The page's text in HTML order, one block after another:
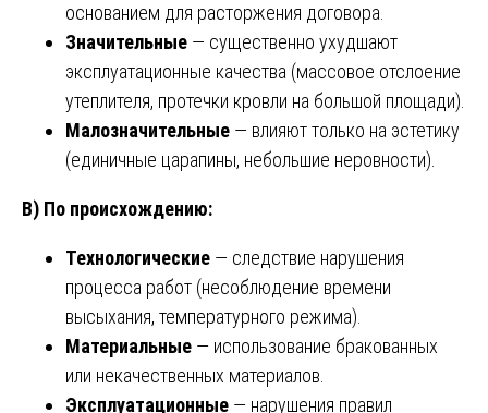
основанием для расторжения договора.
Значительные — существенно ухудшают
эксплуатационные качества (массовое отслоение
утеплителя, протечки кровли на большой площади).
Малозначительные — влияют только на эстетику
(единичные царапины, небольшие неровности).
В) По происхождению:
Технологические — следствие нарушения
процесса работ (несоблюдение времени
высыхания, температурного режима).
Материальные — использование бракованных
или некачественных материалов.
Эксплуатационные — нарушения правил